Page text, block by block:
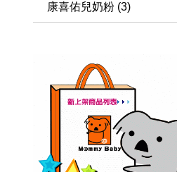
康喜佑兒奶粉 (3)